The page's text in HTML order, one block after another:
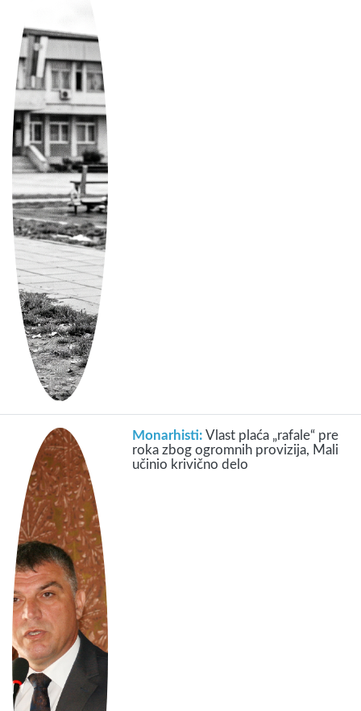
Monarhisti:Vlast plaća „rafale“ pre
roka zbog ogromnih provizija, Mali
učinio krivično delo